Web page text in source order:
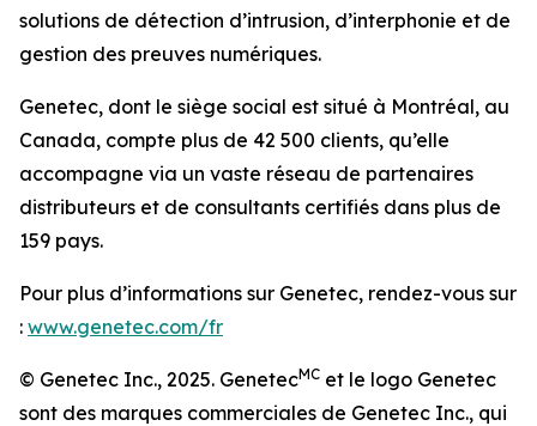
solutions de détection d’intrusion, d’interphonie et de
gestion des preuves numériques.
Genetec, dont le siège social est situé à Montréal, au
Canada, compte plus de 42 500 clients, qu’elle
accompagne via un vaste réseau de partenaires
distributeurs et de consultants certifiés dans plus de
159 pays.
Pour plus d’informations sur Genetec, rendez-vous sur
: www.genetec.com/fr
© Genetec Inc., 2025. GenetecMC et le logo Genetec
sont des marques commerciales de Genetec Inc., qui